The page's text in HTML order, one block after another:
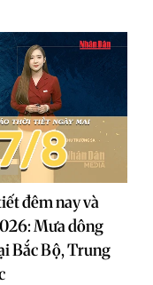
đêm nay và
Mưa dông
Bắc Bộ, Trung